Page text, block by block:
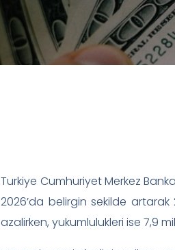
Turkiye Cumhuriyet Merkez
2026’da belirgin sekilde
azalirken, yukumlulukleri ise 7,9